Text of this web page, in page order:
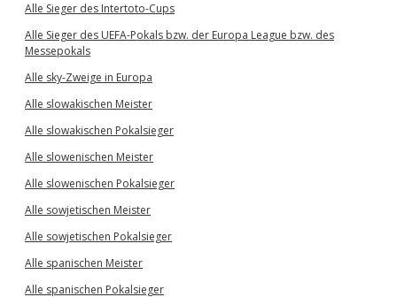
Alle Sieger des Intertoto-Cups
Alle Sieger des UEFA-Pokals bzw. der Europa League bzw. des
Messepokals
Alle sky-Zweige in Europa
Alle slowakischen Meister
Alle slowakischen Pokalsieger
Alle slowenischen Meister
Alle slowenischen Pokalsieger
Alle sowjetischen Meister
Alle sowjetischen Pokalsieger
Alle spanischen Meister
Alle spanischen Pokalsieger